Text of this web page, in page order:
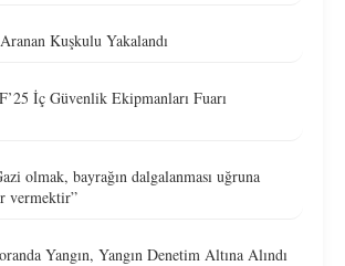
Kuşkulu Yakalandı
İç Güvenlik Ekipmanları Fuarı
olmak, bayrağın dalgalanması uğruna
vermektir”
Yangın, Yangın Denetim Altına Alındı